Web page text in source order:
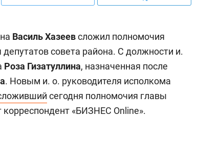
Василь Хазеевсложил полномочия
совета района. С должности и.
Роза Гизатуллина, назначенная после
. Новым и. о. руководителя исполкома
сегодня полномочия главы
«БИЗНЕС Online».
в дикой
работа
и физическим
как основа
команд
Рекомендуем
Мексика, рок-
и вагон с чак-
в Менделеевске
«Гонка Героев»